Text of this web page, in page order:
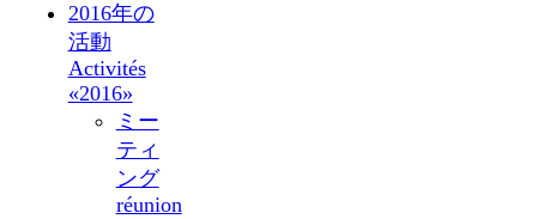
2016年の
活動
Activités
«2016»
ミー
ティ
ング
réunion